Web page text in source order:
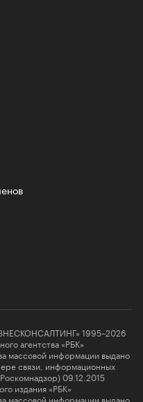
1995–2026
агентства «РБК»
массовой информации выдано
связи, информационных
09.12.2015
издания «РБК»
массовой информации выдано